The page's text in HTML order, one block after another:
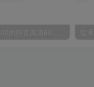
外面收费2300的抖音高清60帧视频教程，保证你能学会如何制作视频（教程+插件）